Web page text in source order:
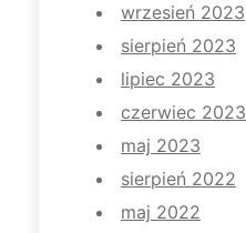
wrzesień 2023
sierpień 2023
lipiec 2023
czerwiec 2023
maj 2023
sierpień 2022
maj 2022